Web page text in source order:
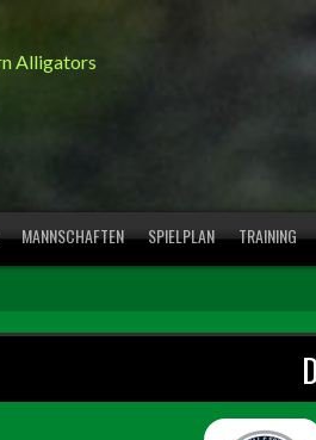
MANNSCHAFTEN SPIELPLAN TRAINING